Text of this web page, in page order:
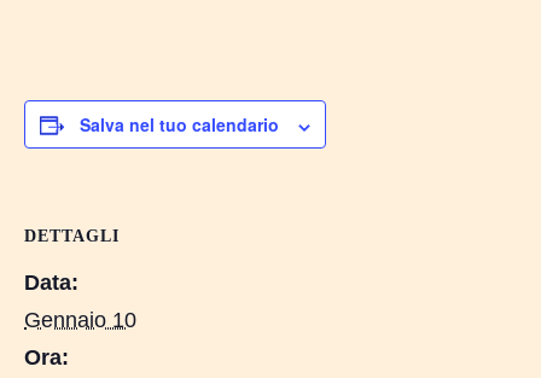
Salva nel tuo calendario
DETTAGLI
Data:
Gennaio 10
Ora: